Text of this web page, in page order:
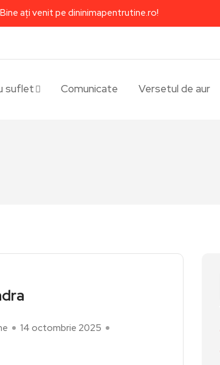
Bine ați venit pe dininimapentrutine.ro!
suflet Comunicate Versetul de aur
14 octombrie 2025